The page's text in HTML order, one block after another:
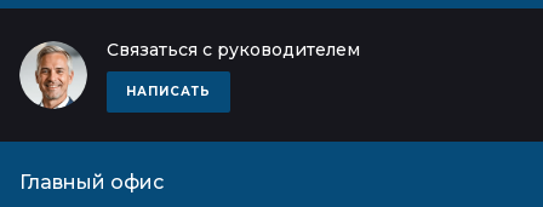
Связаться с руководителем
НАПИСАТЬ
Главный офис